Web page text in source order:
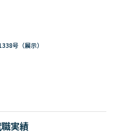
号（展示）
実績